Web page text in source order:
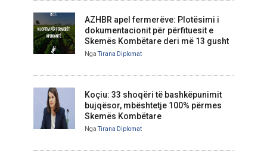
AZHBR apel fermerëve: Plotësimi i
dokumentacionit për përfituesit e
Skemës Kombëtare deri më 13 gusht
NgaTirana Diplomat
Koçiu: 33 shoqëri të bashkëpunimit
bujqësor, mbështetje 100% përmes
Skemës Kombëtare
NgaTirana Diplomat